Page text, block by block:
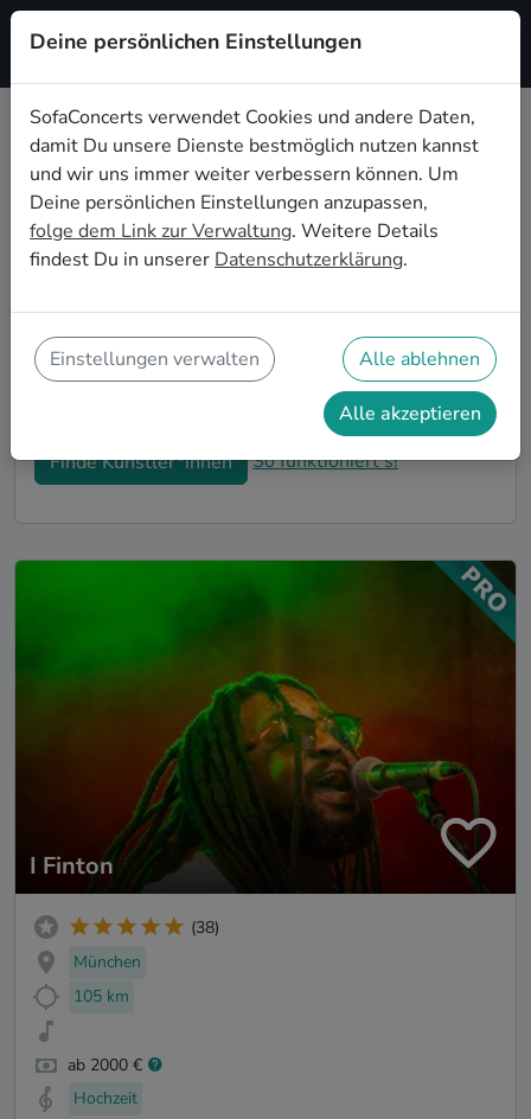
Registrieren
Reggae Live-Musik für den
Sektempfang in Regensburg
Ihr seid auf der Suche nach musikalischer
Untermalung für den Sektempfang eurer Hochzeit in
Reggae Singer-Songwriter*innen und
stimmungsvolle Bands, die eure Feierlichkeiten und
den Hochzeits-Sektempfang in Regensburg perfekt
Finde Künstler*innen So funktioniert's!
I Finton
(38)
München
105 km
ab 2000 €
Hochzeit
Deine persönlichen Einstellungen
SofaConcerts verwendet Cookies und andere Daten,
damit Du unsere Dienste bestmöglich nutzen kannst
und wir uns immer weiter verbessern können. Um
Deine persönlichen Einstellungen anzupassen,
folge dem Link zur Verwaltung. Weitere Details
findest Du in unserer Datenschutzerklärung.
Einstellungen verwalten Alle ablehnen
Alle akzeptieren